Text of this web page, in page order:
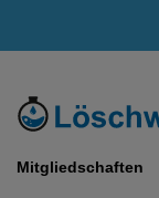
Mitgliedschaften